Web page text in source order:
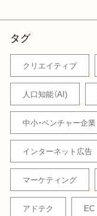
タグ
クリエイティブ
人口知能（AI)
中小・ベンチャー企業
インターネット広告
マーケティング
アドテク EC